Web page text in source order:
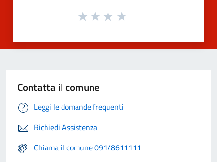
Contatta il comune
Leggi le domande frequenti
Richiedi Assistenza
Chiama il comune 091/8611111